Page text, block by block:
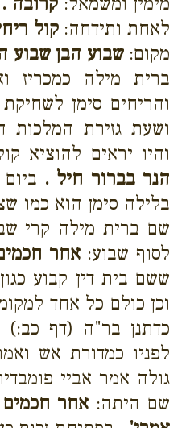
לאחת ותידחה:קול
מקום:שבוע הבן שבוע
ברית מילה כמכריז
והריחים סימן
ושעת גזירת המלכות
והיו יראים להוציא
הנר בברור חיל .
בלילה סימן הוא כמו
שם ברית מילה קרי
לסוף שבוע:אחר
ששם בית דין קבוע
וכן כולם כל אחד
כדתנן בר"ה (דף
לפניו כמדורת אש
גולה אמר אביי
שם היתה: אחר